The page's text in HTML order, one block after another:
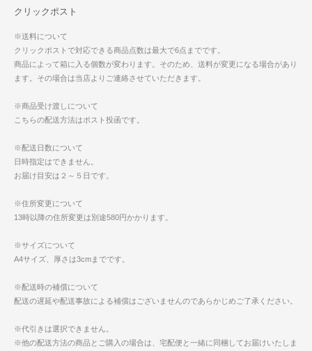
クリックポスト
※送料について
クリックポストで対応できる商品点数は最大で6点までです。
商品によって箱に入る個数が変わります。そのため、送料が変更になる場合があり
ます。その場合は当店よりご連絡させていただきます。
※商品受け渡しについて
こちらの配送方法はポスト投函です。
※配送日数について
日時指定はできません。
お届け目安は２～５日です。
※住所変更について
13時以降の住所変更は別途580円かかります。
※サイズについて
A4サイズ、厚さは3cmまでです。
※配送時の補償について
配送の遅延や配送事故による補償はございませんのであらかじめご了承ください。
※代引きは選択できません。
※他の配送方法の商品とご購入の場合は、宅配便と一緒に同梱してお届けいたしま